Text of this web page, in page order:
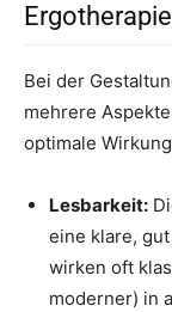
Bei der
mehrere
optimale
Lesbarkeit:
eine klare,
wirken oft
moderner) in